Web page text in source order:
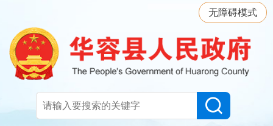
无障碍模式